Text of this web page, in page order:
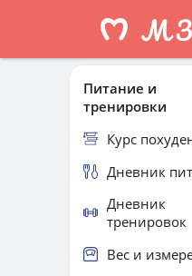
Питание и
тренировки
Курс
Дневник
Дневник
тренировок
Вес и